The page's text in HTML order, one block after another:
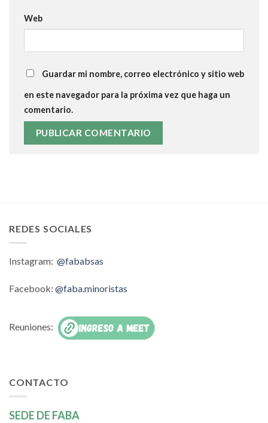
Web
Guardar mi nombre, correo electrónico y sitio web
en este navegador para la próxima vez que haga un
comentario.
REDES SOCIALES
Instagram: @fababsas
Facebook: @faba.minoristas
Reuniones:
CONTACTO
SEDE DE FABA